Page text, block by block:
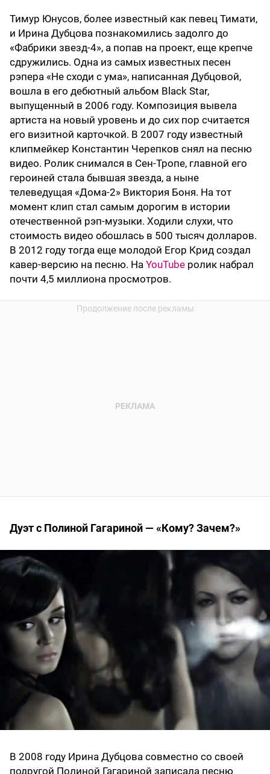
Тимур Юнусов, более известный как певец Тимати,
и Ирина Дубцова познакомились задолго до
«Фабрики звезд-4», а попав на проект, еще крепче
сдружились. Одна из самых известных песен
рэпера «Не сходи с ума», написанная Дубцовой,
вошла в его дебютный альбом Black Star,
выпущенный в 2006 году. Композиция вывела
артиста на новый уровень и до сих пор считается
его визитной карточкой. В 2007 году известный
клипмейкер Константин Черепков снял на песню
видео. Ролик снимался в Сен-Тропе, главной его
героиней стала бывшая звезда, а ныне
телеведущая «Дома-2» Виктория Боня. На тот
момент клип стал самым дорогим в истории
отечественной рэп-музыки. Ходили слухи, что
стоимость видео обошлась в 500 тысяч долларов.
В 2012 году тогда еще молодой Егор Крид создал
кавер-версию на песню. На YouTube ролик набрал
почти 4,5 миллиона просмотров.
Дуэт с Полиной Гагариной — «Кому? Зачем?»
В 2008 году Ирина Дубцова совместно со своей
подругой Полиной Гагариной записала песню